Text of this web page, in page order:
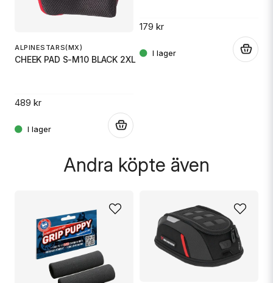
ALPINESTARS(MX)
CHEEK PAD S-M10 BLACK 2XL
489 kr
179 kr
Andra köpte även